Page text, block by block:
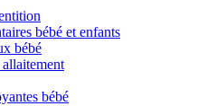
bébé et enfants
bébé
allaitement
bébé